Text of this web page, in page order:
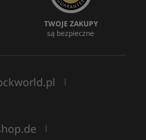
TWOJE ZAKUPY
są bezpieczne
|
|